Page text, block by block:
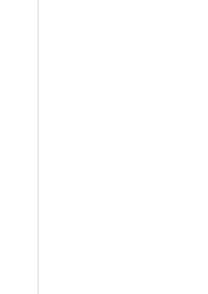
en Twitter
Brasil en Instagram
El País Brasil en Facebook